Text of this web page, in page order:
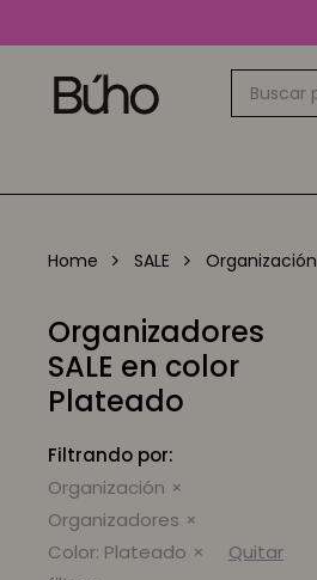
Home SALE Organización
Organizadores
SALE en color
Plateado
Filtrando por:
Organización
Organizadores
Color: Plateado
Quitar